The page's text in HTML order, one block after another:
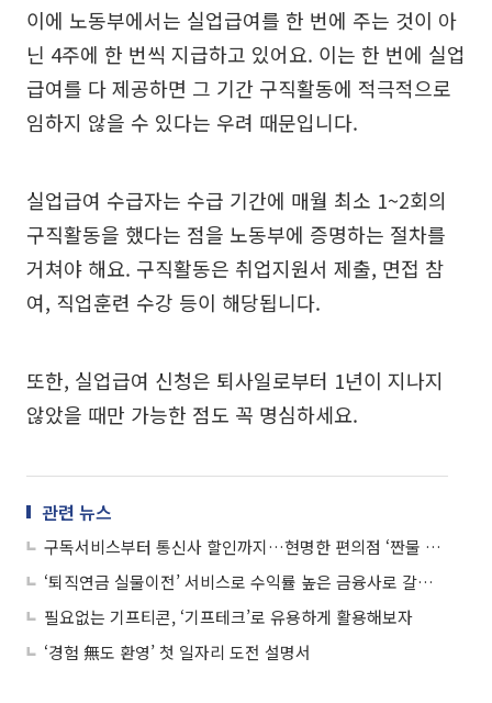
이에 노동부에서는 실업급여를 한 번에 주는 것이 아
닌 4주에 한 번씩 지급하고 있어요. 이는 한 번에 실업
급여를 다 제공하면 그 기간 구직활동에 적극적으로
임하지 않을 수 있다는 우려 때문입니다.
실업급여 수급자는 수급 기간에 매월 최소 1~2회의
구직활동을 했다는 점을 노동부에 증명하는 절차를
거쳐야 해요. 구직활동은 취업지원서 제출, 면접 참
여, 직업훈련 수강 등이 해당됩니다.
또한, 실업급여 신청은 퇴사일로부터 1년이 지나지
않았을 때만 가능한 점도 꼭 명심하세요.
관련 뉴스
구독서비스부터 통신사 할인까지…현명한 편의점 ‘짠물 소비’ 방법은?
‘퇴직연금 실물이전’ 서비스로 수익률 높은 금융사로 갈아탈까
필요없는 기프티콘, ‘기프테크’로 유용하게 활용해보자
‘경험 無도 환영’ 첫 일자리 도전 설명서